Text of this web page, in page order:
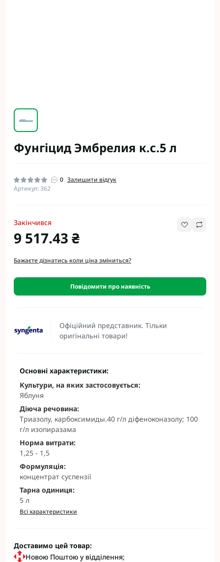
Фунгіцид Эмбрелия к.с.5 л
0 Залишити відгук
Артикул: 362
Офіційний представник. Тільки
оригінальні товари!
Закінчився
9 517.43 ₴
Бажаєте дізнатись коли ціна зміниться?
Повідомити про наявність
Основні характеристики:
Культури, на яких застосовується:
Яблуня
Діюча речовина:
Триазолу, карбоксимиды.40 г/л діфеноконазолу; 100
г/л изопиразама
Норма витрати:
1,25 - 1,5
Формуляція:
концентрат суспензії
Тарна одиниця:
5 л
Всі характеристики
Доставимо цей товар:
Новою Поштою у відділення;